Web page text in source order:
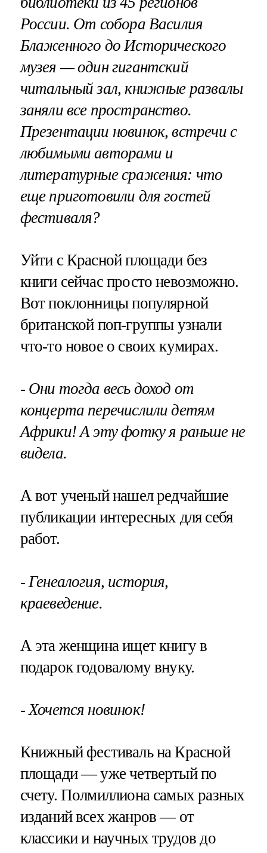
России. От собора Василия
Блаженного до Исторического
музея — один гигантский
читальный зал, книжные развалы
заняли все пространство.
Презентации новинок, встречи с
любимыми авторами и
литературные сражения: что
еще приготовили для гостей
фестиваля?
Уйти с Красной площади без
книги сейчас просто невозможно.
Вот поклонницы популярной
британской поп-группы узнали
что-то новое о своих кумирах.
- Они тогда весь доход от
концерта перечислили детям
Африки! А эту фотку я раньше не
видела.
А вот ученый нашел редчайшие
публикации интересных для себя
работ.
- Генеалогия, история,
краеведение.
А эта женщина ищет книгу в
подарок годовалому внуку.
- Хочется новинок!
Книжный фестиваль на Красной
площади — уже четвертый по
счету. Полмиллиона самых разных
изданий всех жанров — от
классики и научных трудов до